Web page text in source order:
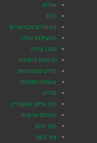
אודות
בלוג
מאמרים מקצועיים
הפעילות שלנו
כתבו עלינו
תרומות לרטורנו
מידע למשפחות
שאלות נפוצות
גלריה
הרב איתן אקשטיין
הצהרת נגישות
הקו החם
צור קשר